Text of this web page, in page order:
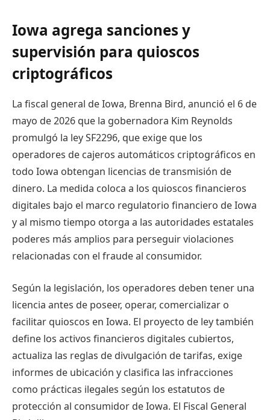
Iowa agrega sanciones y
supervisión para quioscos
criptográficos
La fiscal general de Iowa, Brenna Bird, anunció el 6 de
mayo de 2026 que la gobernadora Kim Reynolds
promulgó la ley SF2296, que exige que los
operadores de cajeros automáticos criptográficos en
todo Iowa obtengan licencias de transmisión de
dinero. La medida coloca a los quioscos financieros
digitales bajo el marco regulatorio financiero de Iowa
y al mismo tiempo otorga a las autoridades estatales
poderes más amplios para perseguir violaciones
relacionadas con el fraude al consumidor.
Según la legislación, los operadores deben tener una
licencia antes de poseer, operar, comercializar o
facilitar quioscos en Iowa. El proyecto de ley también
define los activos financieros digitales cubiertos,
actualiza las reglas de divulgación de tarifas, exige
informes de ubicación y clasifica las infracciones
como prácticas ilegales según los estatutos de
protección al consumidor de Iowa. El Fiscal General